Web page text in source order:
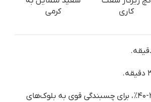
کاری
کرمی
حدود ۳۰-۴۰%، برای چسبندگی قوی به بلوک‌های